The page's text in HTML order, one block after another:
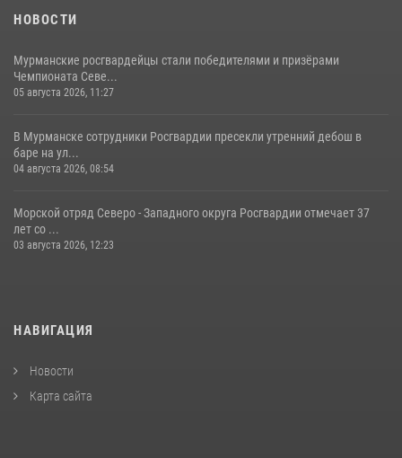
НОВОСТИ
Мурманские росгвардейцы стали победителями и призёрами
Чемпионата Севе...
05 августа 2026, 11:27
В Мурманске сотрудники Росгвардии пресекли утренний дебош в
баре на ул...
04 августа 2026, 08:54
Морской отряд Северо - Западного округа Росгвардии отмечает 37
лет со ...
03 августа 2026, 12:23
НАВИГАЦИЯ
Новости
Карта сайта